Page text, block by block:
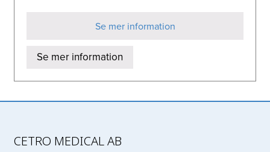
Se mer information
Se mer information
CETRO MEDICAL AB